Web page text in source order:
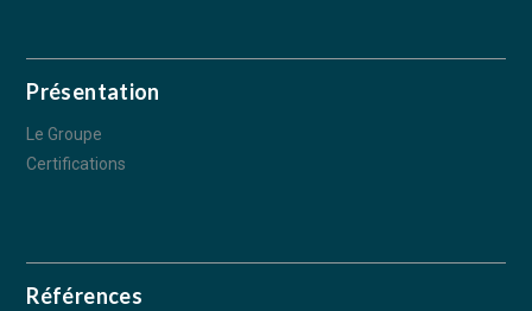
Présentation
Le Groupe
Certifications
Références